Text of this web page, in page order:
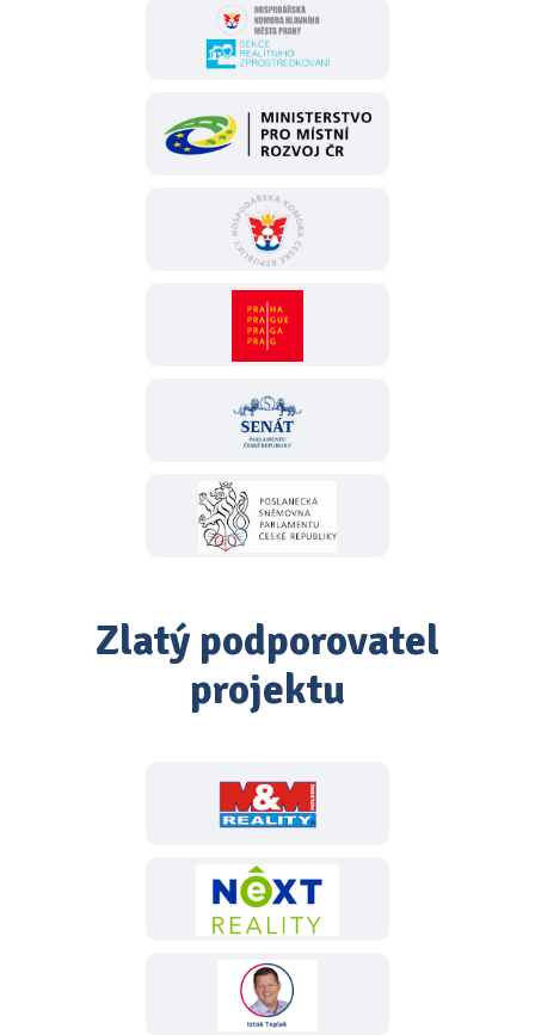
Zlatý podporovatel
projektu